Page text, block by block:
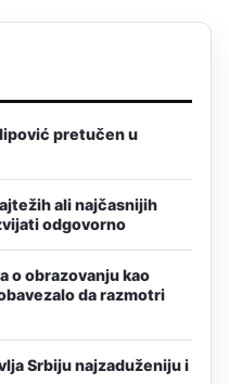
pretučen u
ali najčasnijih
odgovorno
o obrazovanju kao
da razmotri
Srbiju najzaduženiju i